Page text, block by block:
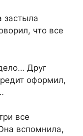
что все
Друг
оформил,
все
вспомнила,